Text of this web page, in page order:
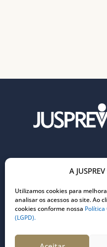
A
Utilizamos cookies para
analisar os acessos ao site. Ao
cookies conforme nossa Política
(LGPD).